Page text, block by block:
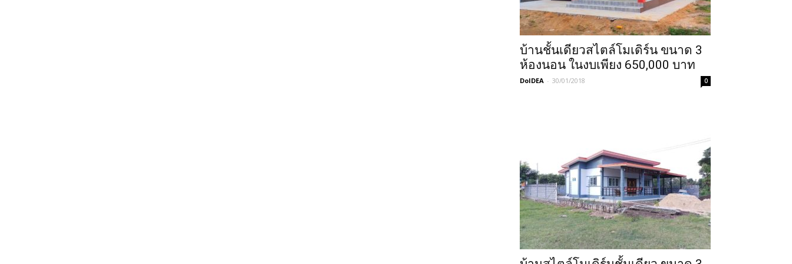
บ้านชั้นเดียวสไตล์โมเดิร์น ขนาด 3
ห้องนอน ในงบเพียง 650,000 บาท
DoIDEA - 30/01/2018 0